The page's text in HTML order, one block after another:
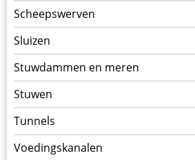
Scheepswerven
Sluizen
Stuwdammen en meren
Stuwen
Tunnels
Voedingskanalen